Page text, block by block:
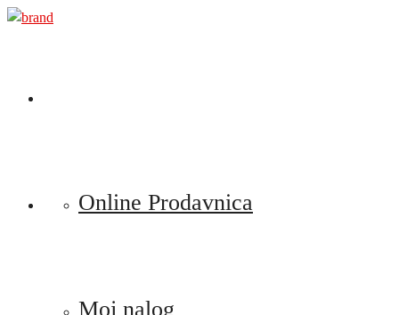
Preskoči
Online Prodavnica
Moj nalog